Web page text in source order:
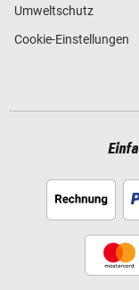
Umweltschutz
Cookie-Einstellungen